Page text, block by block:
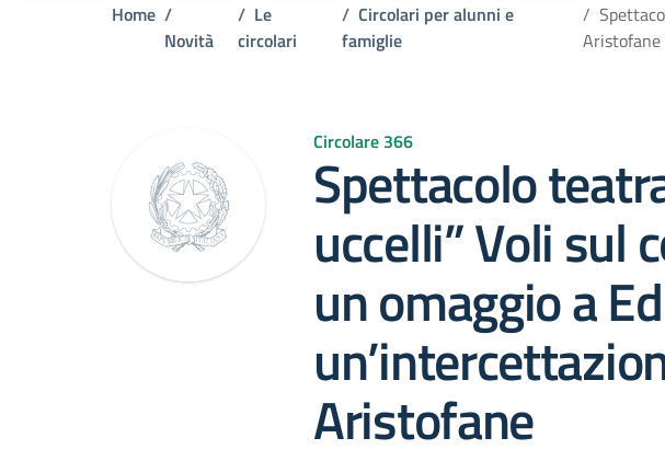
Home
Novità
Le
circolari
Circolari per alunni e
famiglie
Aristofane
Circolare 366
Spettacolo
uccelli” Voli sul
un omaggio a
Aristofane